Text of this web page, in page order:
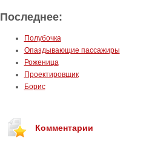
Последнее:
Полубочка
Опаздывающие пассажиры
Роженица
Проектировщик
Борис
Комментарии